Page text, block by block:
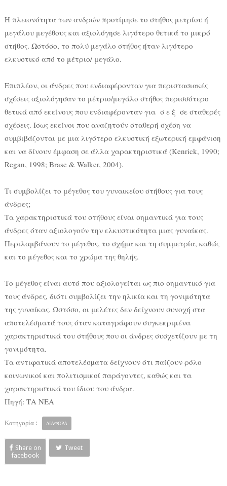
Η πλειονότητα των ανδρών προτίμησε το στήθος μετρίου ή
μεγάλου μεγέθους και αξιολόγησε λιγότερο θετικά το μικρό
στήθος. Ωστόσο, το πολύ μεγάλο στήθος ήταν λιγότερο
ελκυστικό από το μέτριο/ μεγάλο.
Επιπλέον, οι άνδρες που ενδιαφέρονταν για περιστασιακές
σχέσεις αξιολόγησαν το μέτριο/μεγάλο στήθος περισσότερο
θετικά από εκείνους που ενδιαφέρονταν για σ ε ξ σε σταθερές
σχέσεις. Ισως εκείνοι που αναζητούν σταθερή σχέση να
συμβιβάζονται με μια λιγότερο ελκυστική εξωτερική εμφάνιση
και να δίνουν έμφαση σε άλλα χαρακτηριστικά (Kenrick, 1990;
Regan, 1998; Βrase & Walker, 2004).
Τι συμβολίζει το μέγεθος του γυναικείου στήθους για τους
άνδρες;
Τα χαρακτηριστικά του στήθους είναι σημαντικά για τους
άνδρες όταν αξιολογούν την ελκυστικότητα μιας γυναίκας.
Περιλαμβάνουν το μέγεθος, το σχήμα και τη συμμετρία, καθώς
και το μέγεθος και το χρώμα της θηλής.
Το μέγεθος είναι αυτό που αξιολογείται ως πιο σημαντικό για
τους άνδρες, διότι συμβολίζει την ηλικία και τη γονιμότητα
της γυναίκας. Ωστόσο, οι μελέτες δεν δείχνουν συνοχή στα
αποτελέσματά τους όταν καταγράφουν συγκεκριμένα
χαρακτηριστικά του στήθους που οι άνδρες συσχετίζουν με τη
γονιμότητα.
Τα αντιφατικά αποτελέσµατα δείχνουν ότι παίζουν ρόλο
κοινωνικοί και πολιτισµικοί παράγοντες, καθώς και τα
χαρακτηριστικά του ίδιου του άνδρα.
Πηγή: ΤΑ ΝΕΑ
Κατηγορία : ΔΙΑΦΟΡΑ
Share on
facebook
Tweet